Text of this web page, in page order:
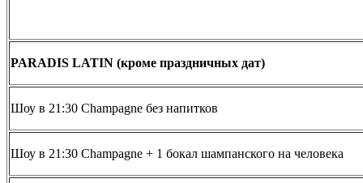
PARADIS LATIN (кроме праздничных дат)
Шоу в 21:30 Champagne без напитков
Шоу в 21:30 Champagne + 1 бокал шампанского на человека